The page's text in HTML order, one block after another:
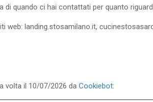
di quando ci hai contattati per quanto
web: landing.stosamilano.it,
volta il 10/07/2026 da Cookiebot: